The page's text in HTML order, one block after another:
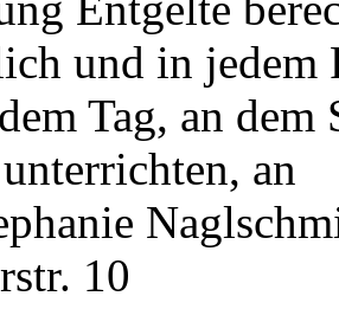
und in jedem
Tag, an
an
10